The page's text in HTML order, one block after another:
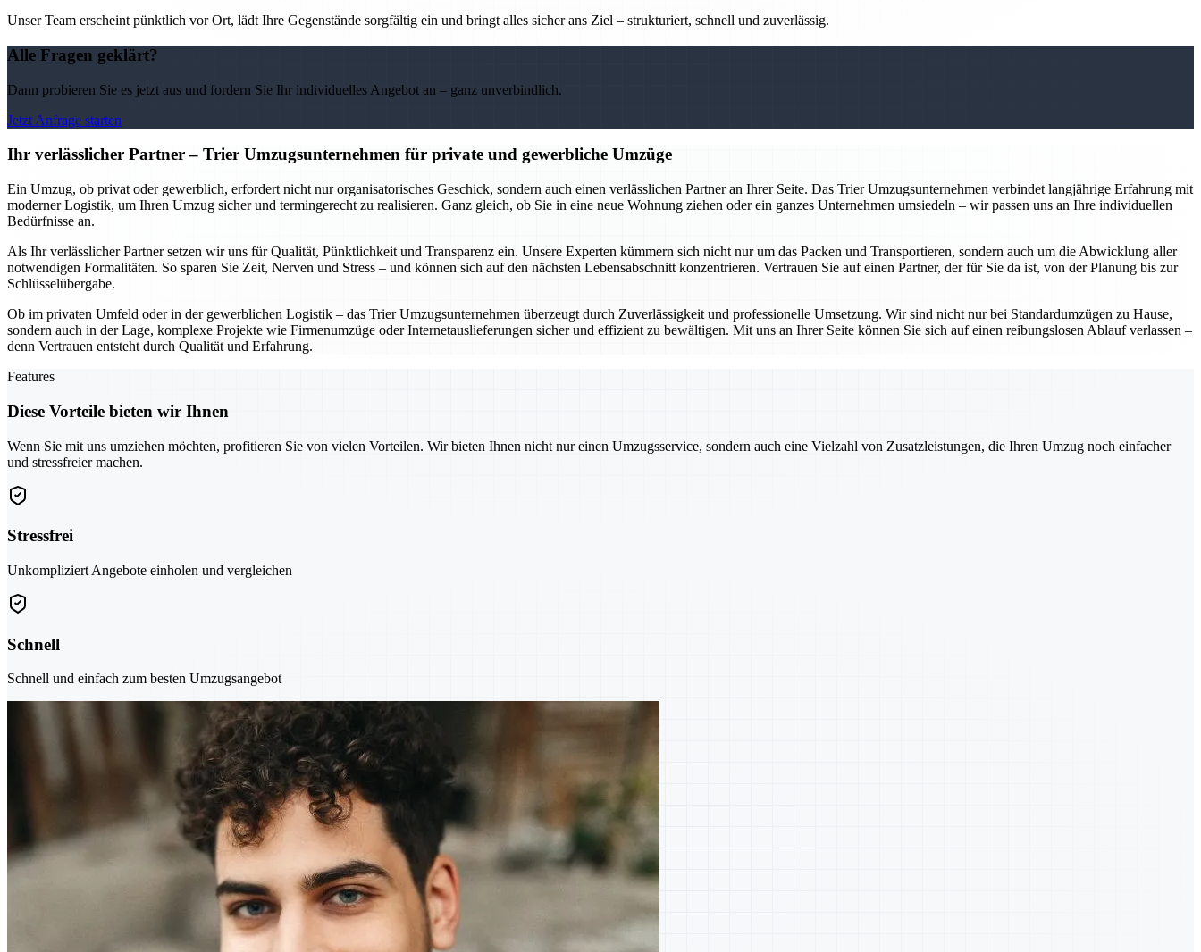
Unser Team erscheint pünktlich vor Ort, lädt Ihre Gegenstände sorgfältig ein und bringt alles sicher ans Ziel – strukturiert, schnell und zuverlässig.
Alle Fragen geklärt?
Dann probieren Sie es jetzt aus und fordern Sie Ihr individuelles Angebot an – ganz unverbindlich.
Jetzt Anfrage starten
Ihr verlässlicher Partner – Trier Umzugsunternehmen für private und gewerbliche Umzüge
Ein Umzug, ob privat oder gewerblich, erfordert nicht nur organisatorisches Geschick, sondern auch einen verlässlichen Partner an Ihrer Seite. Das Trier Umzugsunternehmen verbindet langjährige Erfahrung mit
moderner Logistik, um Ihren Umzug sicher und termingerecht zu realisieren. Ganz gleich, ob Sie in eine neue Wohnung ziehen oder ein ganzes Unternehmen umsiedeln – wir passen uns an Ihre individuellen
Bedürfnisse an.
Als Ihr verlässlicher Partner setzen wir uns für Qualität, Pünktlichkeit und Transparenz ein. Unsere Experten kümmern sich nicht nur um das Packen und Transportieren, sondern auch um die Abwicklung aller
notwendigen Formalitäten. So sparen Sie Zeit, Nerven und Stress – und können sich auf den nächsten Lebensabschnitt konzentrieren. Vertrauen Sie auf einen Partner, der für Sie da ist, von der Planung bis zur
Schlüsselübergabe.
Ob im privaten Umfeld oder in der gewerblichen Logistik – das Trier Umzugsunternehmen überzeugt durch Zuverlässigkeit und professionelle Umsetzung. Wir sind nicht nur bei Standardumzügen zu Hause,
sondern auch in der Lage, komplexe Projekte wie Firmenumzüge oder Internetauslieferungen sicher und effizient zu bewältigen. Mit uns an Ihrer Seite können Sie sich auf einen reibungslosen Ablauf verlassen –
denn Vertrauen entsteht durch Qualität und Erfahrung.
Features
Diese Vorteile bieten wir Ihnen
Wenn Sie mit uns umziehen möchten, profitieren Sie von vielen Vorteilen. Wir bieten Ihnen nicht nur einen Umzugsservice, sondern auch eine Vielzahl von Zusatzleistungen, die Ihren Umzug noch einfacher
und stressfreier machen.
Stressfrei
Unkompliziert Angebote einholen und vergleichen
Schnell
Schnell und einfach zum besten Umzugsangebot